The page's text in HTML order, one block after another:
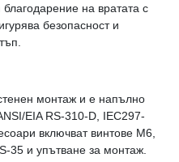
на вратата с
безопасност и
монтаж и е напълно
EIA RS-310-D, IEC297-
включват винтове M6,
35 и упътване за монтаж.